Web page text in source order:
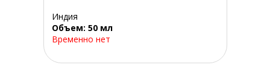
Индия
Объем: 50 мл
Временно нет